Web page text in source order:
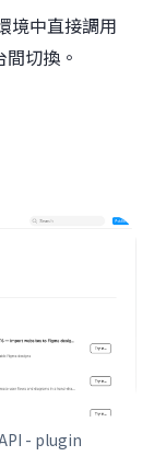
境中直接調用
切換。
- plugin